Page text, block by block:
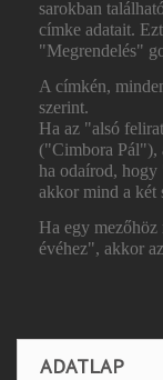
sarokban
címke adatait.
"Megrendelés"
A címkén,
szerint.
Ha az "alsó
("Cimbora Pál"),
ha odaírod, hogy
akkor mind a két
Ha egy
évéhez", akkor
ADATLAP